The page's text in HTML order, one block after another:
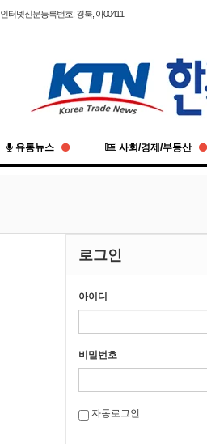
인터넷신문등록번호: 경북, 아00411
유통뉴스 사회/경제/부동산
로그인
아이디
비밀번호
자동로그인